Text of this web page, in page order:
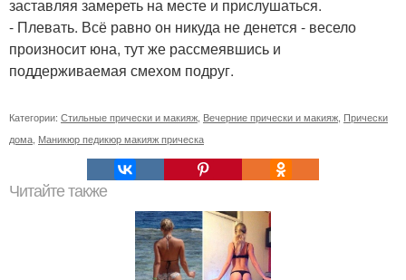
заставляя замереть на месте и прислушаться.
- Плевать. Всё равно он никуда не денется - весело
произносит юна, тут же рассмеявшись и
поддерживаемая смехом подруг.
Категории: Стильные прически и макияж Вечерние прически и макияж Прически
дома Маникюр педикюр макияж прическа
Читайте также